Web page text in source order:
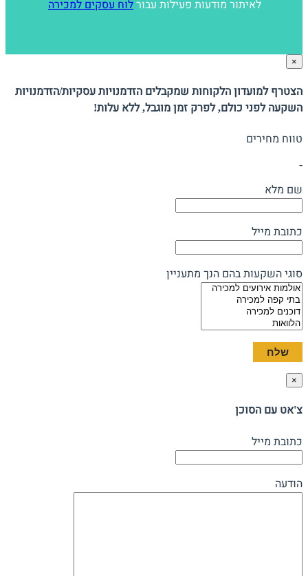
לאיתור מודעות פעילות עבור לוח עסקים למכירה
×
הצטרף למועדון הלקוחות שמקבלים הזדמנויות עסקיות/הזדמנויות
השקעה לפני כולם, לפרק זמן מוגבל, ללא עלות!
טווח מחירים
-
שם מלא
כתובת מייל
סוגי השקעות בהם הנך מתעניין
×
צ'אט עם הסוכן
כתובת מייל
הודעה